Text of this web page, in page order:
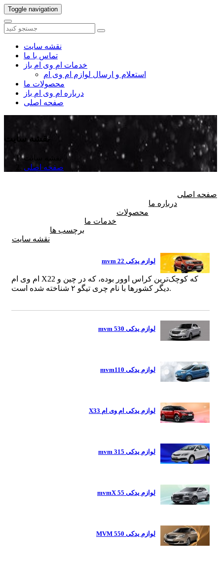
Toggle navigation
نقشه سایت
تماس با ما
خدمات ام وی ام باز
استعلام و ارسال لوازم ام وی ام
محصولات ما
درباره ام وی ام باز
صفحه اصلی
نقشه سایت
نقشه سایت
صفحه اصلی
صفحه اصلی
درباره ما
محصولات
خدمات ما
برچسب ها
نقشه سایت
لوازم یدکی mvm 22
ام وی ام X22 که کوچک‌ترین کراس اوور بوده، که در چین و
دیگر کشورها با نام چری تیگو ۲ شناخته شده است.
لوازم یدکی mvm 530
لوازم یدکی mvm110
لوازم یدکی ام وی ام X33
لوازم یدکی mvm 315
لوازم یدکی mvmX 55
لوازم یدکی MVM 550